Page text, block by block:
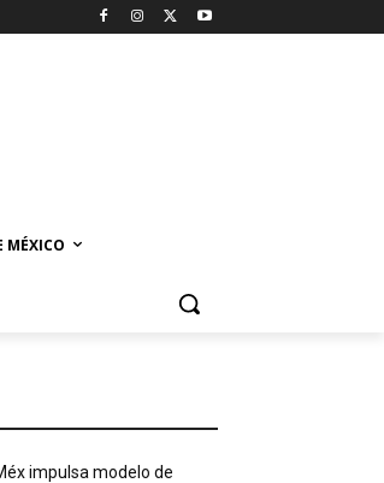
MÉXICO
impulsa modelo de